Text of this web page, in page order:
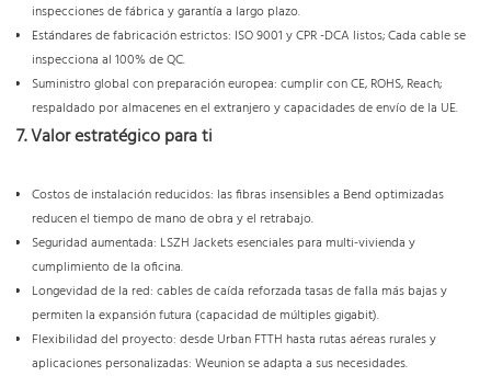
inspecciones de fábrica y garantía a largo plazo.
Estándares de fabricación estrictos: ISO 9001 y CPR -DCA listos; Cada cable se
inspecciona al 100% de QC.
Suministro global con preparación europea: cumplir con CE, ROHS, Reach;
respaldado por almacenes en el extranjero y capacidades de envío de la UE.
7. Valor estratégico para ti
Costos de instalación reducidos: las fibras insensibles a Bend optimizadas
reducen el tiempo de mano de obra y el retrabajo.
Seguridad aumentada: LSZH Jackets esenciales para multi-vivienda y
cumplimiento de la oficina.
Longevidad de la red: cables de caída reforzada tasas de falla más bajas y
permiten la expansión futura (capacidad de múltiples gigabit).
Flexibilidad del proyecto: desde Urban FTTH hasta rutas aéreas rurales y
aplicaciones personalizadas: Weunion se adapta a sus necesidades.